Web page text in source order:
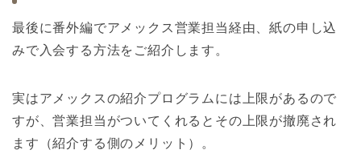
最後に番外編でアメックス営業担当経由、紙の申し込
みで入会する方法をご紹介します。
実はアメックスの紹介プログラムには上限があるので
すが、営業担当がついてくれるとその上限が撤廃され
ます（紹介する側のメリット）。